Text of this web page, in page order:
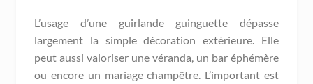
L’usage d’une guirlande guinguette dépasse
largement la simple décoration extérieure. Elle
peut aussi valoriser une véranda, un bar éphémère
ou encore un mariage champêtre. L’important est